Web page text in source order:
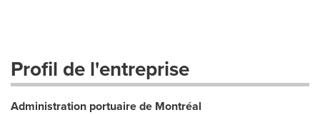
Profil de l'entreprise
Administration portuaire de Montréal